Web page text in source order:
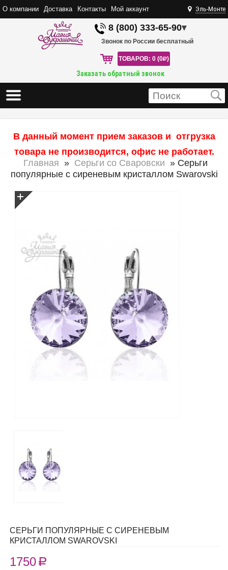
О компании Доставка Контакты Мой аккаунт Эль-Монте
8 (800) 333-65-90▾
Звонок по России бесплатный
ТОВАРОВ: 0 (0R)
Заказать обратный звонок
В данный момент прием заказов и отгрузка
товара не производится, офис не работает.
Главная » Серьги со Сваровски » Серьги
популярные с сиреневым кристаллом Swarovski
СЕРЬГИ ПОПУЛЯРНЫЕ С СИРЕНЕВЫМ
КРИСТАЛЛОМ SWAROVSKI
1750R